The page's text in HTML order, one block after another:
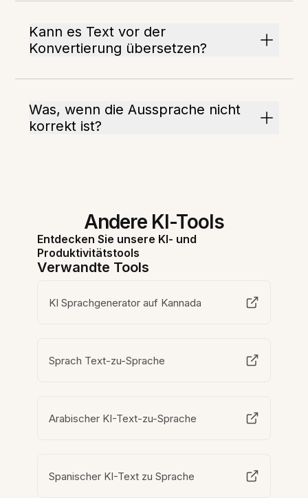
Kann es Text vor der
Konvertierung übersetzen?
Was, wenn die Aussprache nicht
korrekt ist?
Andere KI-Tools
Entdecken Sie unsere KI- und
Produktivitätstools
Verwandte Tools
KI Sprachgenerator auf Kannada
Sprach Text-zu-Sprache
Arabischer KI-Text-zu-Sprache
Spanischer KI-Text zu Sprache